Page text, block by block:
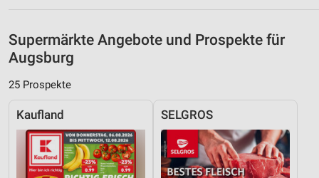
Supermärkte Angebote und Prospekte für
Augsburg
25 Prospekte
Kaufland SELGROS